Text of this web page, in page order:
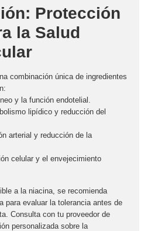
Protección
la Salud
combinación única de ingredientes
y la función endotelial.
lipídico y reducción del
arterial y reducción de la
celular y el envejecimiento
a la niacina, se recomienda
para evaluar la tolerancia antes de
Consulta con tu proveedor de
personalizada sobre la